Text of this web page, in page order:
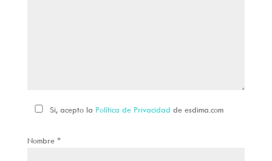
Si, acepto la Política de Privacidad de esdima.com
Nombre *